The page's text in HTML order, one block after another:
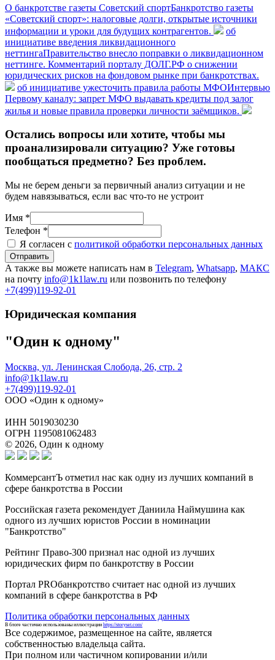
О банкротстве газеты Советский спортБанкротство газеты
«Советский спорт»: налоговые долги, открытые источники
информации и уроки для будущих контрагентов.
об
инициативе введения ликвидационного
неттингаПравительство внесло поправки о ликвидационном
неттинге. Комментарий порталу ДОЛГ.РФ о снижении
юридических рисков на фондовом рынке при банкротствах.
об инициативе ужесточить правила работы МФОИнтервью
Первому каналу: запрет МФО выдавать кредиты под залог
жилья и новые правила проверки личности заёмщиков.
Остались вопросы или хотите, чтобы мы
проанализировали ситуацию? Уже готовы
пообщаться предметно? Без проблем.
Мы не берем деньги за первичный анализ ситуации и не
будем навязываться, если вас что-то не устроит
Имя *
Телефон *
Я согласен с политикой обработки персональных данных
Отправить
А также вы можете написать нам в Telegram, Whatsapp, МАКС
на почту info@1k1law.ru или позвонить по телефону
+7(499)119-92-01
Юридическая компания
"Один к одному"
Москва, ул. Ленинская Слобода, 26, стр. 2
info@1k1law.ru
+7(499)119-92-01
ООО «Один к одному»
ИНН 5019030230
ОГРН 1195081062483
© 2026, Один к одному
КоммерсантЪ отметил нас как одну из лучших компаний в
сфере банкротства в России
Российская газета рекомендует Даниила Наймушина как
одного из лучших юристов России в номинации
"Банкротство"
Рейтинг Право-300 признал нас одной из лучших
юридических фирм по банкротству в России
Портал PROбанкротство считает нас одной из лучших
компаний в сфере банкротства в РФ
Политика обработки персональных данных
В блоге частично использованы иллюстрации https://storyset.com/
Все содержимое, размещенное на сайте, является
собственностью владельца сайта.
При полном или частичном копировании и/или